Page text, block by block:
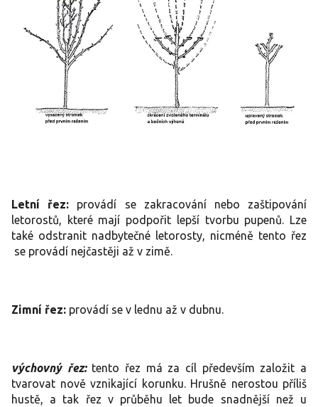
Letní řez: provádí se zakracování nebo zaštipování
letorostů, které mají podpořit lepší tvorbu pupenů. Lze
také odstranit nadbytečné letorosty, nicméně tento řez
se provádí nejčastěji až v zimě.
Zimní řez: provádí se v lednu až v dubnu.
výchovný řez: tento řez má za cíl především založit a
tvarovat nově vznikající korunku. Hrušně nerostou příliš
hustě, a tak řez v průběhu let bude snadnější než u